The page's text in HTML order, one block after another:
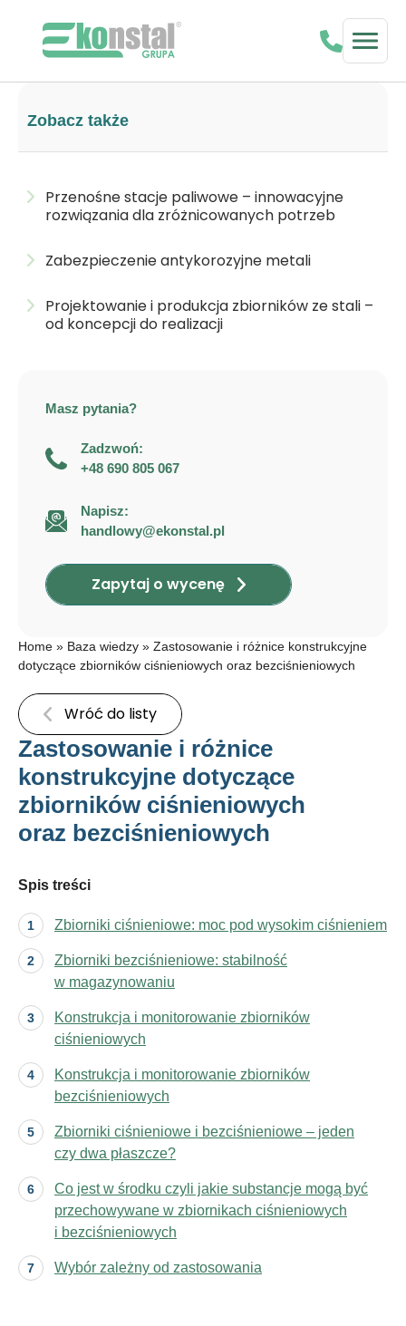
Zobacz także
Przenośne stacje paliwowe – innowacyjne
rozwiązania dla zróżnicowanych potrzeb
Zabezpieczenie antykorozyjne metali
Projektowanie i produkcja zbiorników ze stali –
od koncepcji do realizacji
Masz pytania?
Zadzwoń:
+48 690 805 067
Napisz:
handlowy@ekonstal.pl
Zapytaj o wycenę
Home » Baza wiedzy » Zastosowanie i różnice konstrukcyjne
dotyczące zbiorników ciśnieniowych oraz bezciśnieniowych
Zastosowanie i różnice
konstrukcyjne dotyczące
zbiorników ciśnieniowych
oraz bezciśnieniowych
Wróć do listy
Spis treści
Zbiorniki ciśnieniowe: moc pod wysokim ciśnieniem
Zbiorniki bezciśnieniowe: stabilność
w magazynowaniu
Konstrukcja i monitorowanie zbiorników
ciśnieniowych
Konstrukcja i monitorowanie zbiorników
bezciśnieniowych
Zbiorniki ciśnieniowe i bezciśnieniowe – jeden
czy dwa płaszcze?
Co jest w środku czyli jakie substancje mogą być
przechowywane w zbiornikach ciśnieniowych
i bezciśnieniowych
Wybór zależny od zastosowania